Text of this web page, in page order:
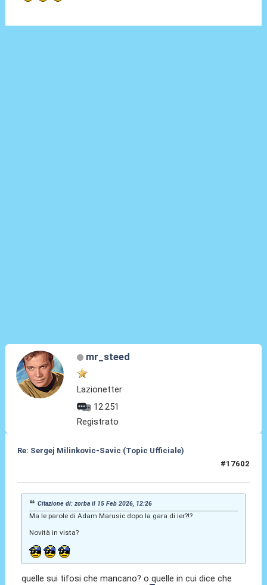
mr_steed
Lazionetter
12.251
Registrato
Re: Sergej Milinkovic-Savic (Topic Ufficiale)
#17602
Citazione di: zorba il 15 Feb 2026, 12:26
Ma le parole di Adam Marusic dopo la gara di ier?!?
Novità in vista?
quelle sui tifosi che mancano? o quelle in cui dice che